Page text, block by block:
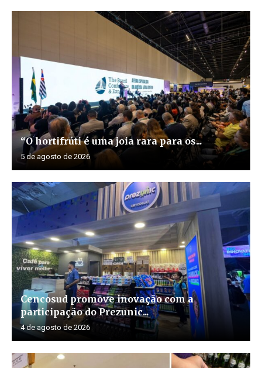
“O hortifrúti é uma joia rara para os...
5 de agosto de 2026
Cencosud promove inovação com a
participação do Prezunic...
4 de agosto de 2026